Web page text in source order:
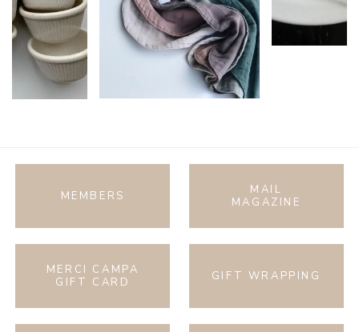
MEMBERS
MAIL
MAGAZINE
MERCI CAMPA
GIFT CARD
GIFT WRAPPING